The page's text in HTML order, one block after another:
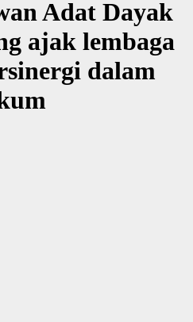
Adat Dayak
ajak lembaga
dalam